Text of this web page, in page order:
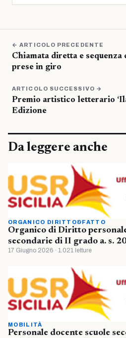
← ARTICOLO PRECEDENTE
Chiamata diretta e
prese in giro
ARTICOLO SUCCESSIVO →
Premio artistico letterario
Edizione
Da leggere anche
ORGANICO DIRITTO&FATTO
Organico di Diritto
secondarie di II grado a. s.
17 Giugno 2026 · 1.021 letture
MOBILITÀ
Personale docente scuole